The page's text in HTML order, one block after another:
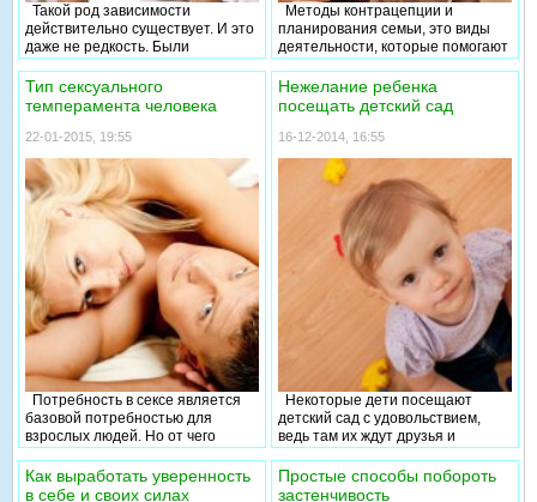
Такой род зависимости
действительно существует. И это
даже не редкость. Были
проведены исследования,
которые показали, что почти 6%
людей постоянно думают о сексе.
Это явление называют в
медицинских кругах
Методы контрацепции и
планирования семьи, это виды
деятельности, которые помогают
неженатым мужчинам,
незамужним женщинам, а также
семейным парам избежать
нежелательной беременности,
родить желанных детей,
промежутки между
беременностями,
контролировать выбор времени
рождения детей в зависимости
от возраста родителей и других
факторов, определить
количество детей в семье.
Тип сексуального
темперамента человека
22-01-2015, 19:55
Потребность в сексе является
базовой потребностью для
взрослых людей. Но от чего
зависит совместимость
партнеров? Каждый из нас хотя
бы однажды задумывался о
Нежелание ребенка
посещать детский сад
16-12-2014, 16:55
Некоторые дети посещают
детский сад с удовольствием,
ведь там их ждут друзья и
веселые игры. Другие малыши
идут в детский сад с неохотой.
Для третьих пребывание в
Как выработать уверенность
в себе и своих силах
Простые способы побороть
застенчивость